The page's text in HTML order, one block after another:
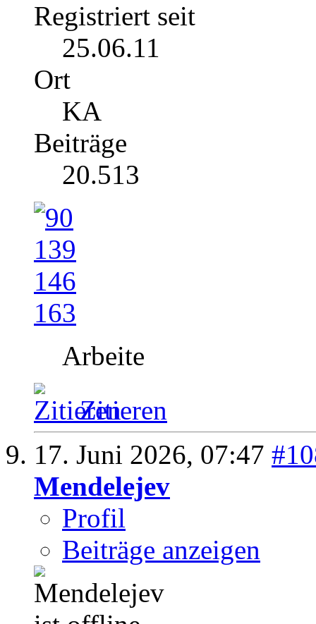
Registriert seit
25.06.11
Ort
KA
Beiträge
20.513
Arbeite
Zitieren
17. Juni 2026, 07:47
Mendelejev
Profil
Beiträge anzeigen